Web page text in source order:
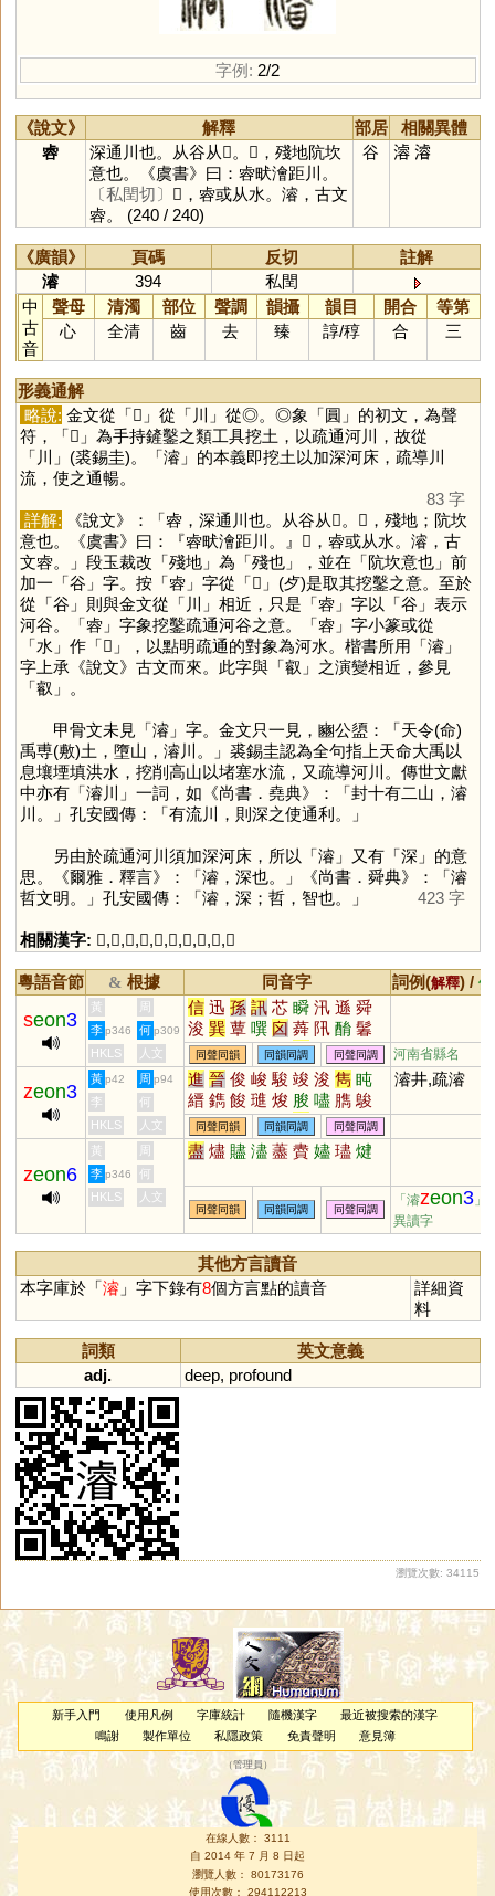
字例: 2/2
《說文》 解釋 部居
相關異體
䜭
深通川也。从谷从𣦵。𣦵，殘地阬坎
意也。《虞書》曰：䜭畎澮距川。
〔私閏切〕
𣽊，䜭或从水。濬，古文
䜭。 (240 / 240)
谷 𣽊 濬
《廣韻》 頁碼 反切
註解
濬
394
私閏
中
古
音
聲母 清濁 部位 聲調 韻攝 韻目 開合
等第
心
全清 齒 去 臻 諄/稕 合 三
形義通解
略說: 金文從「𣦼 」從「川 」從◎。◎象「圓 」的初文，為聲
符，「𣦼 」為手持鏟鑿之類工具挖土，以疏通河川，故從
「川 」(裘錫圭)。「濬」的本義即挖土以加深河床，疏導川
流，使之通暢。
83 字
詳解: 《說文》：「䜭，深通川也。从谷从𣦵。𣦵，殘地；阬坎
意也。《虞書》曰：『䜭畎澮距川。』𣽊，䜭或从水。濬，古
文䜭。」段玉裁改「殘地」為「殘也」，並在「阬坎意也」前
加一「谷 」字。按「䜭」字從「𣦵 」(歺)是取其挖鑿之意。至於
從「谷 」則與金文從「川 」相近，只是「䜭」字以「谷 」表示
河谷。「䜭」字象挖鑿疏通河谷之意。「䜭」字小篆或從
「水」作「𣽊 」，以點明疏通的對象為河水。楷書所用「濬」
字上承《說文》古文而來。此字與「叡 」之演變相近，參見
「叡 」。
甲骨文未見「濬」字。金文只一見，豳公盨：「天令(命)
禹尃(敷)土，墮山，濬川。」裘錫圭認為全句指上天命大禹以
息壤堙填洪水，挖削高山以堵塞水流，又疏導河川。傳世文獻
中亦有「濬川」一詞，如《尚書．堯典》：「封十有二山，濬
川。」孔安國傳：「有流川，則深之使通利。」
另由於疏通河川須加深河床，所以「濬」又有「深 」的意
思。《爾雅．釋言》：「濬，深也。」《尚書．舜典》：「濬
哲文明。」孔安國傳：「濬，深；哲，智也。」
423 字
相關漢字: 𣦼,川,圓,谷,䜭,𣦵,水,𣽊,叡,深
粵語音節 & 根據 同音字 詞例(解釋) /
seon3
黃 周 信 迅 孫 訊 芯 瞬 汛 遜 舜
浚 巽 蕈 噀 囟 蕣 阠 酳 鬊
鵔 潠 眴 簨 瞚 愻
李 p346 何 p309
HKLS 人文 同聲同韻 同韻同調 同聲同調 河南省縣名
zeon3
黃 p42 周 p94 進 晉 俊 峻 駿 竣 浚 雋 盹
縉 鐫 餕 璡 焌 朘 嚍 臇 鵔
寯 捘 鋑 葰 搢 畯 溍 枃 榗
晙 訰 稕 臸 燇
濬井,疏濬
李
何
HKLS
人文 同聲同韻 同韻同調 同聲同調
zeon6
黃 周 盡 燼 贐 濜 藎 賮 嬧 璶 煡
李 p346
何
HKLS
人文
同聲同韻 同韻同調 同聲同調
「濬zeon3 」
異讀字
其他方言讀音
本字庫於「濬」字下錄有8個方言點的讀音
詳細資
料
詞類
英文意義
adj.
deep, profound
瀏覽次數: 34115
新手入門 使用凡例 字庫統計 隨機漢字
最近被搜索的漢字
鳴謝
製作單位 私隱政策 免責聲明 意見簿
（管理員 ）
在線人數： 3111
自 2014 年 7 月 8 日起
瀏覽人數： 80173176
使用次數： 294112213